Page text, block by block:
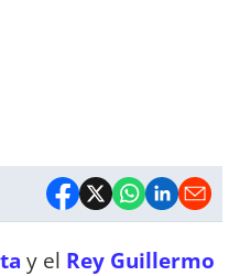
y el Rey Guillermo